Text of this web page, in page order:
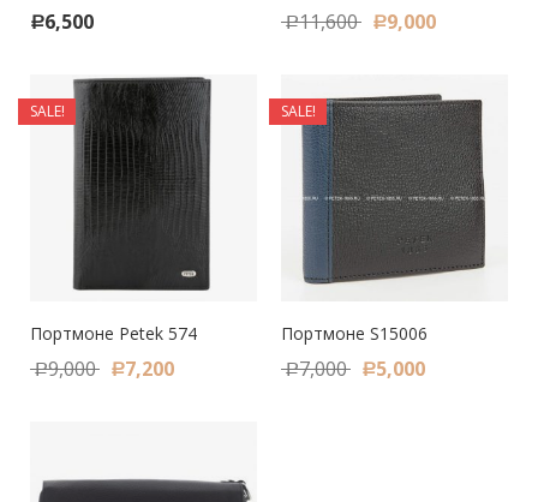
Р6,500 Р11,600 Р9,000
SALE!
Портмоне Petek 574
Р9,000 Р7,200
SALE!
Портмоне S15006
Р7,000 Р5,000